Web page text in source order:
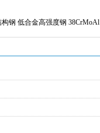
钢 低合金高强度钢 38CrMoAl